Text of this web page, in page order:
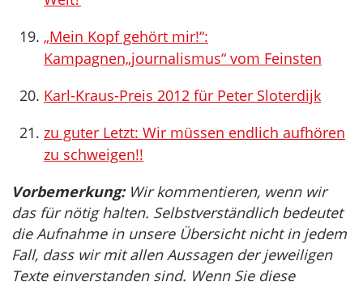
„Mein Kopf gehört mir!“:
Kampagnen„journalismus“ vom Feinsten
Karl-Kraus-Preis 2012 für Peter Sloterdijk
zu guter Letzt: Wir müssen endlich aufhören
zu schweigen!!
Vorbemerkung:Wir kommentieren, wenn wir
das für nötig halten. Selbstverständlich bedeutet
die Aufnahme in unsere Übersicht nicht in jedem
Fall, dass wir mit allen Aussagen der jeweiligen
Texte einverstanden sind. Wenn Sie diese